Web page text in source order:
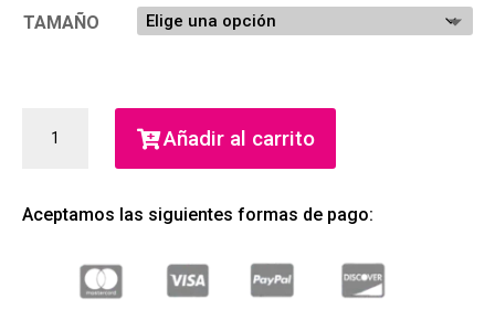
TAMAÑO
POUR
(GIANNI
(HOMBRE)
CANTIDAD
Añadir al carrito
Aceptamos las siguientes formas de pago: